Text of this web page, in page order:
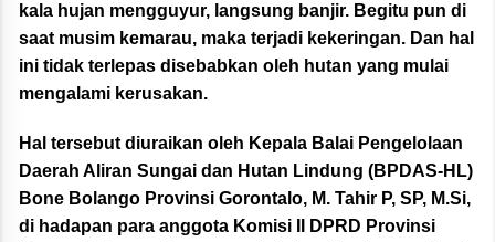
kala hujan mengguyur, langsung banjir. Begitu pun di
saat musim kemarau, maka terjadi kekeringan. Dan hal
ini tidak terlepas disebabkan oleh hutan yang mulai
mengalami kerusakan.
Hal tersebut diuraikan oleh Kepala Balai Pengelolaan
Daerah Aliran Sungai dan Hutan Lindung (BPDAS-HL)
Bone Bolango Provinsi Gorontalo, M. Tahir P, SP, M.Si,
di hadapan para anggota Komisi II DPRD Provinsi